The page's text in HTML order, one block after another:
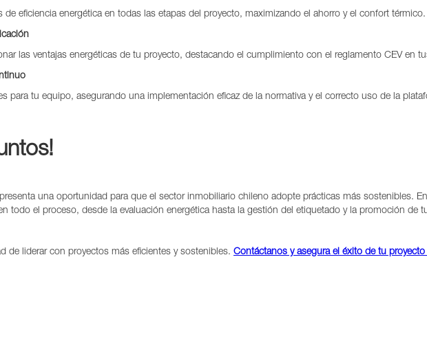
de eficiencia energética en todas las etapas del proyecto, maximizando el ahorro y el confort térmico.
las ventajas energéticas de tu proyecto, destacando el cumplimiento con el reglamento CEV en
para tu equipo, asegurando una implementación eficaz de la normativa y el correcto uso de la
una oportunidad para que el sector inmobiliario chileno adopte prácticas más sostenibles.
todo el proceso, desde la evaluación energética hasta la gestión del etiquetado y la promoción de
de liderar con proyectos más eficientes y sostenibles. Contáctanos y asegura el éxito de tu